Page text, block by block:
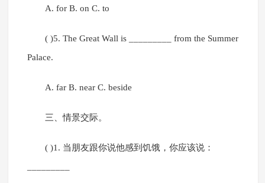
A. for B. on C. to
( )5. The Great Wall is _________ from the Summer
Palace.
A. far B. near C. beside
三、情景交际。
( )1. 当朋友跟你说他感到饥饿，你应该说：